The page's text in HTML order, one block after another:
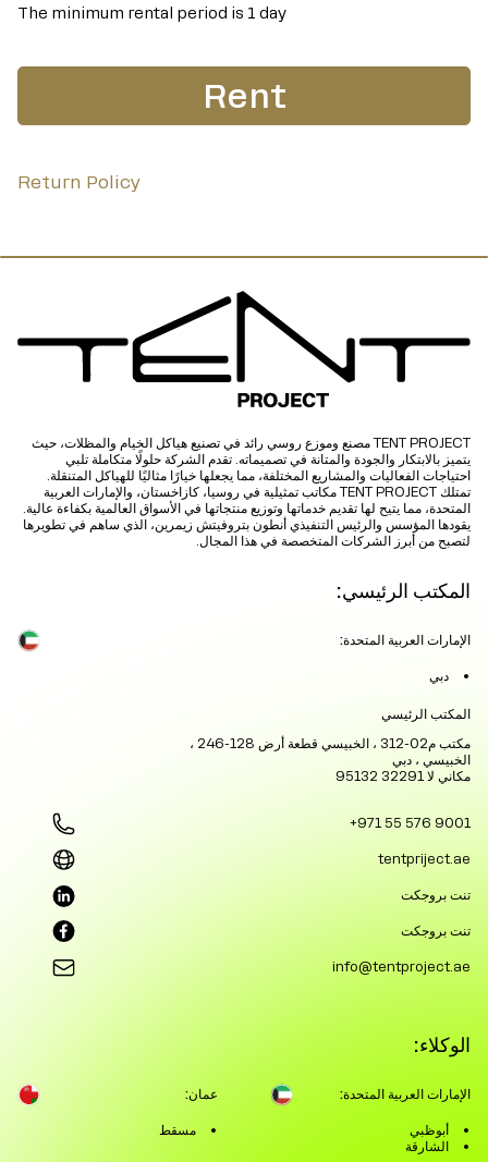
The minimum rental period is 1 day
Rent
Return Policy
TENT PROJECT مصنع وموزع روسي رائد في تصنيع هياكل الخيام والمظلات، حيث
يتميز بالابتكار والجودة والمتانة في تصميماته. تقدم الشركة حلولًا متكاملة تلبي
احتياجات الفعاليات والمشاريع المختلفة، مما يجعلها خيارًا مثاليًا للهياكل المتنقلة.
تمتلك TENT PROJECT مكاتب تمثيلية في روسيا، كازاخستان، والإمارات العربية
المتحدة، مما يتيح لها تقديم خدماتها وتوزيع منتجاتها في الأسواق العالمية بكفاءة عالية.
يقودها المؤسس والرئيس التنفيذي أنطون بتروفيتش زيمرين، الذي ساهم في تطويرها
لتصبح من أبرز الشركات المتخصصة في هذا المجال.
المكتب الرئيسي:
الإمارات العربية المتحدة:
دبي
المكتب الرئيسي
مكتب م02-312 ، الخبيسي قطعة أرض 128-246 ،
الخبيسي ، دبي
مكاني لا 32291 95132
+971 55 576 9001
tentpriject.ae
تنت بروجكت
تنت بروجكت
info@tentproject.ae
الوكلاء:
الإمارات العربية المتحدة:
أبوظبي
الشارقة
عمان:
مسقط